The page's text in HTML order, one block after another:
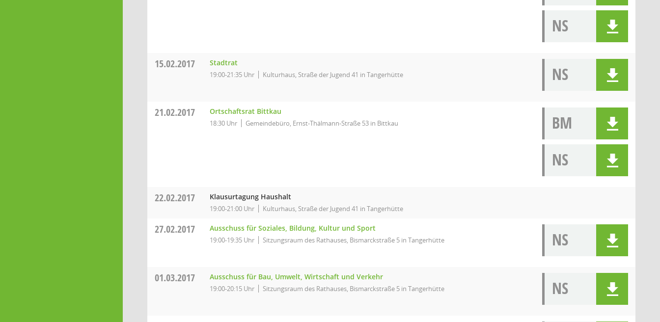
NS
15.02.2017 Stadtrat
19:00-21:35 Uhr Kulturhaus, Straße der Jugend 41 in Tangerhütte NS
21.02.2017 Ortschaftsrat Bittkau
18:30 Uhr Gemeindebüro, Ernst-Thälmann-Straße 53 in Bittkau
BM
NS
22.02.2017 Klausurtagung Haushalt
19:00-21:00 Uhr Kulturhaus, Straße der Jugend 41 in Tangerhütte
27.02.2017 Ausschuss für Soziales, Bildung, Kultur und Sport
19:00-19:35 Uhr Sitzungsraum des Rathauses, Bismarckstraße 5 in Tangerhütte NS
01.03.2017 Ausschuss für Bau, Umwelt, Wirtschaft und Verkehr
19:00-20:15 Uhr Sitzungsraum des Rathauses, Bismarckstraße 5 in Tangerhütte NS